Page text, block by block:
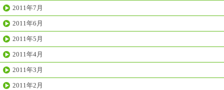
2011年7月
2011年6月
2011年5月
2011年4月
2011年3月
2011年2月